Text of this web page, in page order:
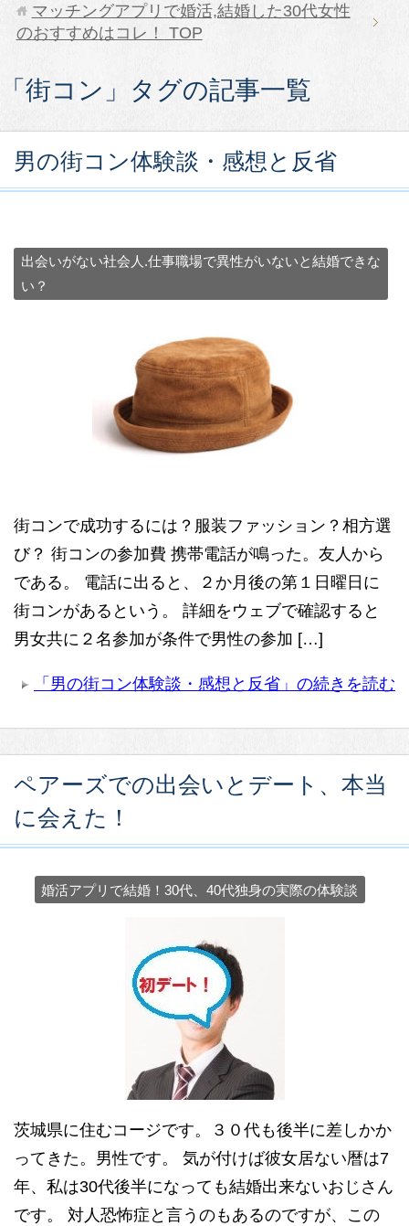
マッチングアプリで婚活,結婚した30代女性
のおすすめはコレ！
TOP
「街コン」タグの記事一覧
男の街コン体験談・感想と反省
出会いがない社会人.仕事職場で異性がいないと結婚できな
い？
街コンで成功するには？服装ファッション？相方選
び？ 街コンの参加費 携帯電話が鳴った。友人から
である。 電話に出ると、２か月後の第１日曜日に
街コンがあるという。 詳細をウェブで確認すると
男女共に２名参加が条件で男性の参加 […]
「男の街コン体験談・感想と反省」の続きを読む
ペアーズでの出会いとデート、本当
に会えた！
婚活アプリで結婚！30代、40代独身の実際の体験談
茨城県に住むコージです。３０代も後半に差しかか
ってきた。男性です。 気が付けば彼女居ない暦は7
年、私は30代後半になっても結婚出来ないおじさん
です。 対人恐怖症と言うのもあるのですが、この